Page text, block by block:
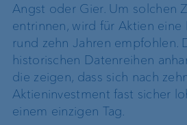
Angst oder Gier. Um solchen
entrinnen, wird für Aktien eine
rund zehn Jahren empfohlen.
historischen Datenreihen
die zeigen, dass sich nach
Aktieninvestment fast sicher
einem einzigen Tag.